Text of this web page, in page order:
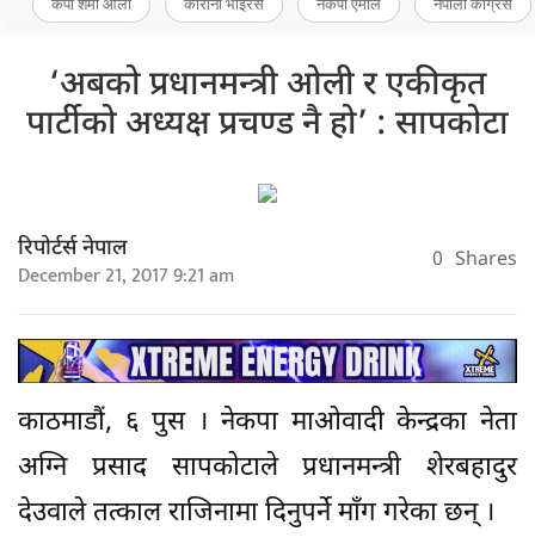
केपी शर्मा ओली कोरोना भाइरस नेकपा एमाले नेपाली कांग्रेस
‘अबको प्रधानमन्त्री ओली र एकीकृत
पार्टीको अध्यक्ष प्रचण्ड नै हो’ : सापकोटा
रिपोर्टर्स नेपाल
December 21, 2017 9:21 am 0 Shares
काठमाडौं, ६ पुस । नेकपा माओवादी केन्द्रका नेता
अग्नि प्रसाद सापकोटाले प्रधानमन्त्री शेरबहादुर
देउवाले तत्काल राजिनामा दिनुपर्ने माँग गरेका छन् ।